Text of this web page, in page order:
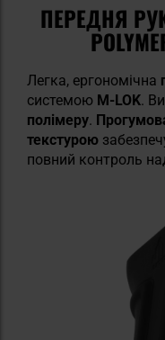
ПЕРЕДНЯ
Легка, ергономічна
системою M-LOK.
полімеру.
текстурою
повний контроль